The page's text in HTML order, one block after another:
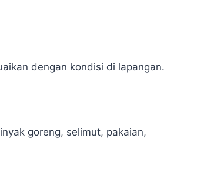
dengan kondisi di lapangan.
goreng, selimut, pakaian,